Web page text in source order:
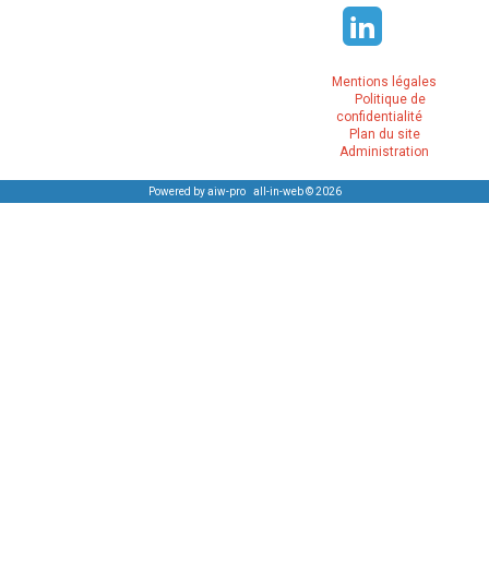
Mentions légales
Politique de
confidentialité
Plan du site
Administration
Powered by aiw-pro| all-in-web © 2026